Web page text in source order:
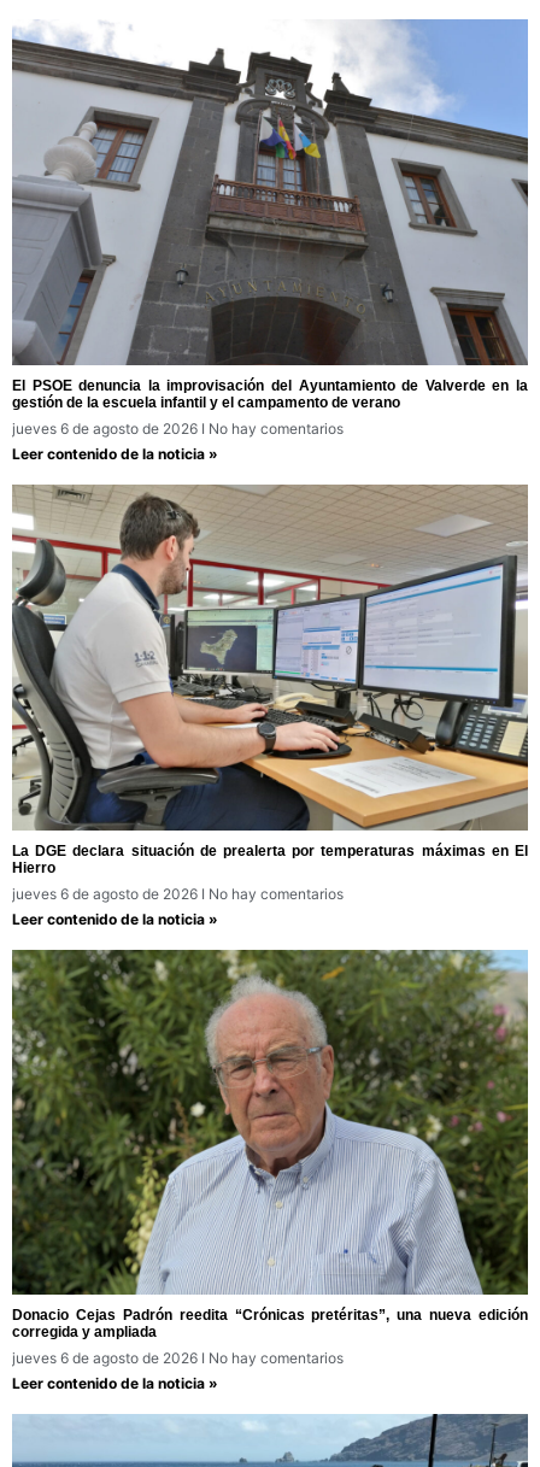
El PSOE denuncia la improvisación del Ayuntamiento de Valverde en la
gestión de la escuela infantil y el campamento de verano
jueves 6 de agosto de 2026
No hay comentarios
Leer contenido de la noticia »
La DGE declara situación de prealerta por temperaturas máximas en El
Hierro
jueves 6 de agosto de 2026
No hay comentarios
Leer contenido de la noticia »
Donacio Cejas Padrón reedita “Crónicas pretéritas”, una nueva edición
corregida y ampliada
jueves 6 de agosto de 2026
No hay comentarios
Leer contenido de la noticia »